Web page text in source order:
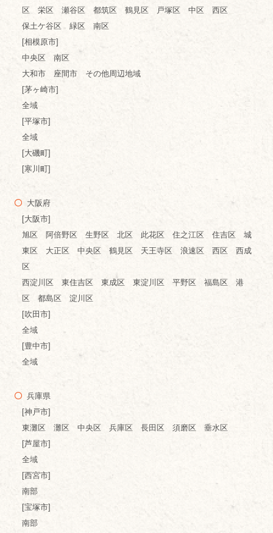
区 栄区 瀬谷区 都筑区 鶴見区 戸塚区 中区 西区
保土ケ谷区 緑区 南区
[相模原市]
中央区 南区
大和市 座間市 その他周辺地域
[茅ヶ崎市]
全域
[平塚市]
全域
[大磯町]
[寒川町]
大阪府
[大阪市]
旭区 阿倍野区 生野区 北区 此花区 住之江区 住吉区 城
東区 大正区 中央区 鶴見区 天王寺区 浪速区 西区 西成
区
西淀川区 東住吉区 東成区 東淀川区 平野区 福島区 港
区 都島区 淀川区
[吹田市]
全域
[豊中市]
全域
兵庫県
[神戸市]
東灘区 灘区 中央区 兵庫区 長田区 須磨区 垂水区
[芦屋市]
全域
[西宮市]
南部
[宝塚市]
南部